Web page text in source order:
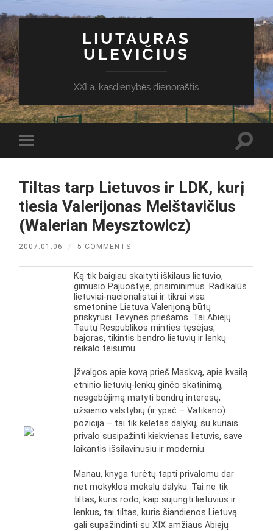
LIUTAURAS
ULEVIČIUS
XXI a. kasdienybės dienoraštis
Toggle
mobile
Tiltas tarp Lietuvos ir LDK, kurį
tiesia Valerijonas Meištavičius
(Walerian Meysztowicz)
2007.01.06 / 5 COMMENTS
Ką tik baigiau skaityti iškilaus lietuvio,
gimusio Pajuostyje, prisiminimus. Radikalūs
lietuviai-nacionalistai ir tikrai visa
smetoninė Lietuva Valerijoną būtų
priskyrusi Tėvynės priešams. Tai Abiejų
Tautų Respublikos minties tęsėjas,
bajoras, tikintis bendro lietuvių ir lenkų
reikalo teisumu.
Įžvalgos apie kovą prieš Maskvą, apie kvailą
etninio lietuvių-lenkų ginčo skatinimą,
nesgebėjimą matyti bendrų interesų,
užsienio valstybių (ir ypač – Vatikano)
pozicija – tai tik keletas dalykų, su kuriais
privalo susipažinti kiekvienas lietuvis, save
laikantis išsilavinusiu ir moderniu.
Manau, knyga turėtų tapti privalomu dar
net mokyklos mokslų dalyku. Tai ne tik
tiltas, kuris rodo, kaip sujungti lietuvius ir
lenkus, tai tiltas, kuris šiandienos Lietuvą
gali supažindinti su XIX amžiaus Abiejų